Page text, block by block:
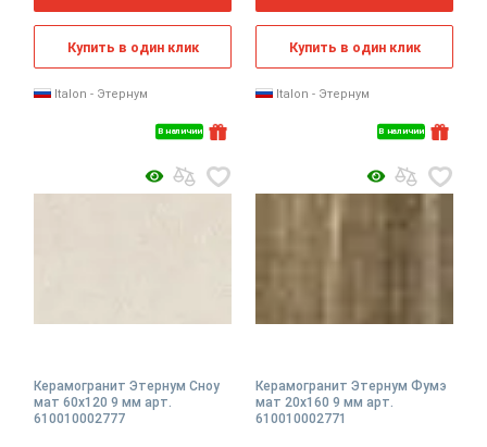
В наличии
Купить в один клик
Italon - Этернум
В наличии
Купить в один клик
Italon - Этернум
Керамогранит Этернум Сноу
мат 60x120 9 мм арт.
610010002777
Керамогранит Этернум Фумэ
мат 20x160 9 мм арт.
610010002771